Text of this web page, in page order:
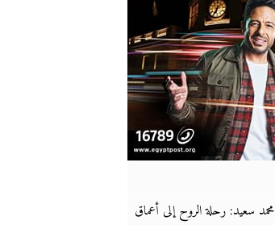
محمد سعيد: رحلة الروح إلى أعماق